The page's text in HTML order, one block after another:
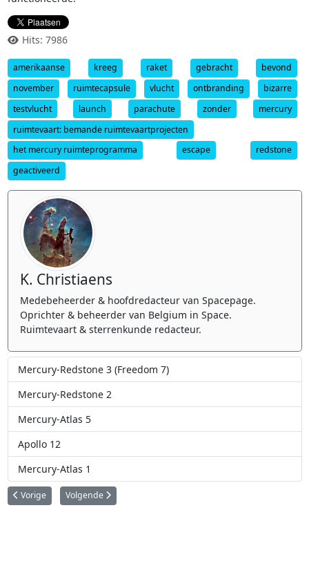
Hits: 7986
amerikaanse kreeg raket gebracht
bevond
november
ruimtecapsule vlucht ontbranding
bizarre
testvlucht
launch parachute zonder
mercury
ruimtevaart: bemande ruimtevaartprojecten
het mercury ruimteprogramma
escape
redstone
geactiveerd
K. Christiaens
Medebeheerder & hoofdredacteur van Spacepage.
Oprichter & beheerder van Belgium in Space.
Ruimtevaart & sterrenkunde redacteur.
Mercury-Redstone 3 (Freedom 7)
Mercury-Redstone 2
Mercury-Atlas 5
Apollo 12
Mercury-Atlas 1
Vorig artikel: Mercury-Atlas 3
Vorige Volgende artikel: Mercury-Redstone 2
Volgende